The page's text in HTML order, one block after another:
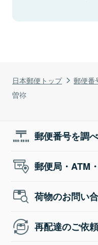
日本郵便トップ 郵便番
曽祢
郵便番号を調
郵便局・ATM
荷物のお問い
再配達のご依